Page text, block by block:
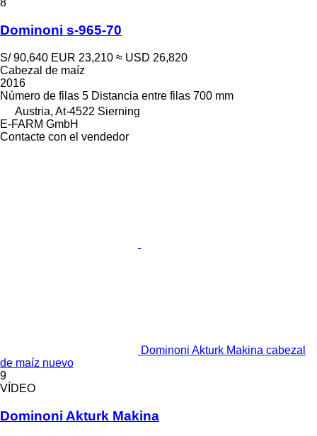
8
Dominoni s-965-70
S/ 90,640 EUR 23,210 ≈ USD 26,820
Cabezal de maíz
2016
Número de filas 5 Distancia entre filas 700 mm
Austria, At-4522 Sierning
E-FARM GmbH
Contacte con el vendedor
Dominoni Akturk Makina cabezal
de maíz nuevo
9
VÍDEO
Dominoni Akturk Makina